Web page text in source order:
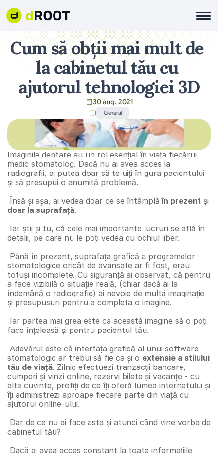
Cum să obții mai mult de
la cabinetul tău cu
ajutorul tehnologiei 3D
30 aug. 2021
General
Imaginile dentare au un rol esențial în viața fiecărui
medic stomatolog. Dacă nu ai avea acces la
radiografii, ai putea doar să te uiți în gura pacientului
și să presupui o anumită problemă.
Însă și așa, ai vedea doar ce se întâmplă în prezent
doar la suprafață.
detalii, pe care nu le poți vedea cu ochiul liber.
stomatologice oricât de avansate ar fi fost, erau
totuși incomplete. Cu siguranță ai observat, că pentru
a face vizibilă o situație reală, (chiar dacă ai la
îndemână o radiografie) ai nevoie de multă imaginație
și presupusuri pentru a completa o imagine.
face înțeleasă și pentru pacientul tău.
stomatologic ar trebui să fie ca și o extensie a stilului
tău de viață. Zilnic efectuezi tranzacții bancare,
cumperi și vinzi online, rezervi bilete și vacanțe - cu
alte cuvinte, profiți de ce îți oferă lumea internetului și
îți administrezi aproape fiecare parte din viață cu
ajutorul online-ului.
cabinetul tău?